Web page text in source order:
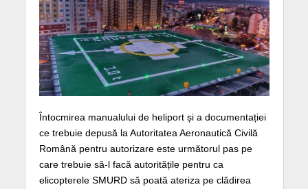
Întocmirea manualului de heliport și a documentației
ce trebuie depusă la Autoritatea Aeronautică Civilă
Română pentru autorizare este următorul pas pe
care trebuie să-l facă autoritățile pentru ca
elicopterele SMURD să poată ateriza pe clădirea